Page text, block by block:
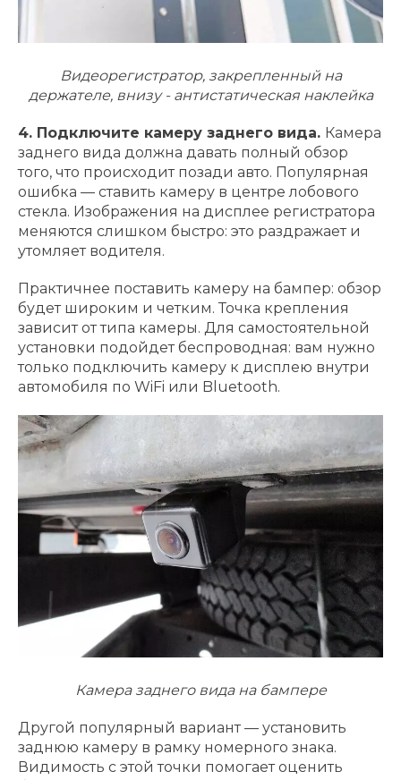
Видеорегистратор, закрепленный на
держателе, внизу - антистатическая наклейка
4. Подключите камеру заднего вида. Камера
заднего вида должна давать полный обзор
того, что происходит позади авто. Популярная
ошибка — ставить камеру в центре лобового
стекла. Изображения на дисплее регистратора
меняются слишком быстро: это раздражает и
утомляет водителя.
Практичнее поставить камеру на бампер: обзор
будет широким и четким. Точка крепления
зависит от типа камеры. Для самостоятельной
установки подойдет беспроводная: вам нужно
только подключить камеру к дисплею внутри
автомобиля по WiFi или Bluetooth.
Камера заднего вида на бампере
Другой популярный вариант — установить
заднюю камеру в рамку номерного знака.
Видимость с этой точки помогает оценить